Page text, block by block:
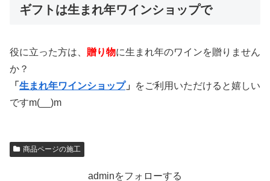
ギフトは生まれ年ワインショップで
役に立った方は、 贈り物に生まれ年のワインを贈りません
か？
「 生まれ年ワインショップ」
をご利用いただけると嬉しい
ですm(__)m
商品ページの施工
adminをフォローする